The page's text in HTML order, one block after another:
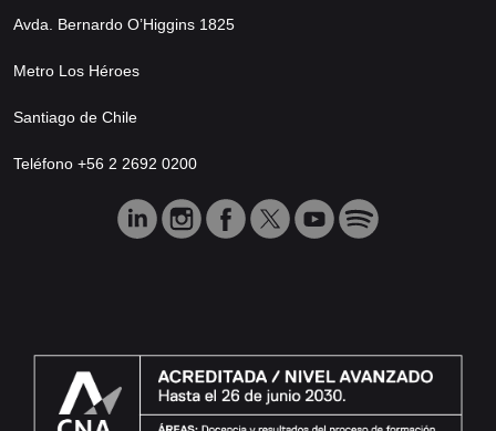
Avda. Bernardo O’Higgins 1825
Metro Los Héroes
Santiago de Chile
Teléfono +56 2 2692 0200